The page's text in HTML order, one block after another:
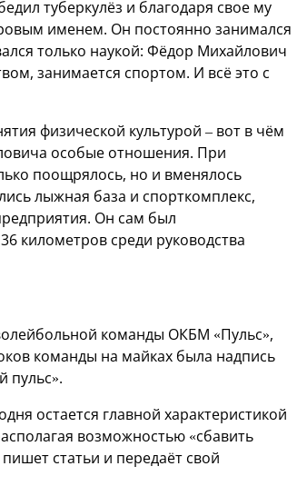
туберкулёз и благодаря свое му
именем. Он постоянно занимался
только наукой: Фёдор Михайлович
занимается спортом. И всё это с
физической культурой – вот в чём
особые отношения. При
поощрялось, но и вменялось
лыжная база и спорткомплекс,
Он сам был
километров среди руководства
команды ОКБМ «Пульс»,
команды на майках была надпись
пульс».
остается главной характеристикой
возможностью «сбавить
статьи и передаёт свой